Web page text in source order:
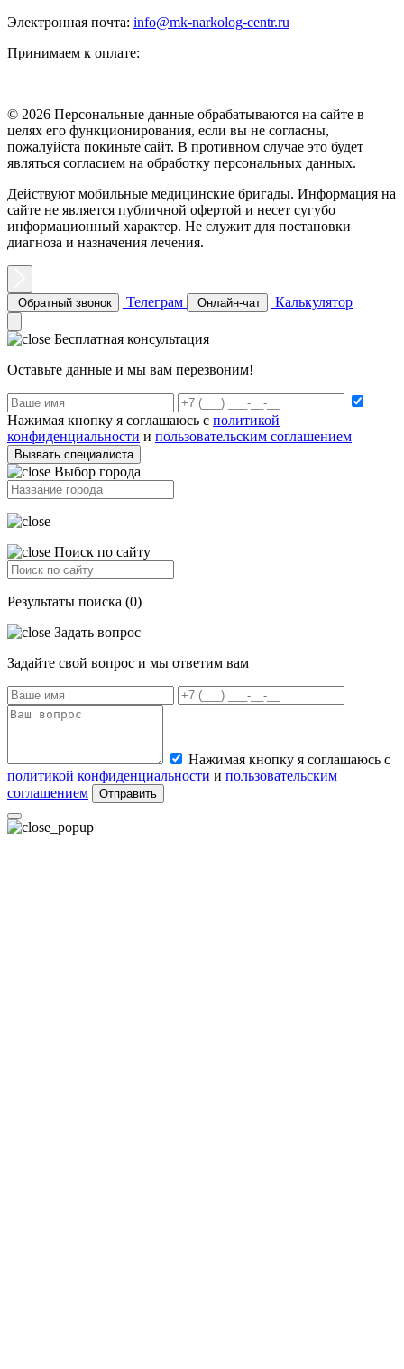
Электронная почта: info@mk-narkolog-centr.ru
Принимаем к оплате:
© 2026 Персональные данные обрабатываются на сайте в
целях его функционирования, если вы не согласны,
пожалуйста покиньте сайт. В противном случае это будет
являться согласием на обработку персональных данных.
Действуют мобильные медицинские бригады. Информация на
сайте не является публичной офертой и несет сугубо
информационный характер. Не служит для постановки
диагноза и назначения лечения.
Обратный звонок Телеграм Онлайн-чат Калькулятор
Бесплатная консультация
Оставьте данные и мы вам перезвоним!
Нажимая кнопку я соглашаюсь с политикой
конфиденциальности и пользовательским соглашением
Вызвать специалиста
Выбор города
Поиск по сайту
Результаты поиска (0)
Задать вопрос
Задайте свой вопрос и мы ответим вам
Нажимая кнопку я соглашаюсь с
политикой конфиденциальности и пользовательским
соглашением
Отправить